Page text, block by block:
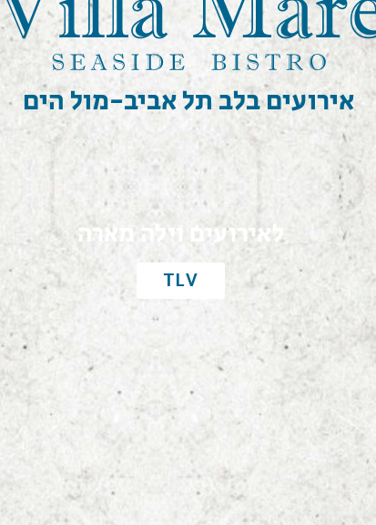
אירועים בלב תל אביב-מול הים
לאירועים וילה מארה
TLV